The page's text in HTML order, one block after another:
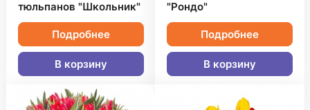
тюльпанов "Школьник"
Подробнее
В корзину
"Рондо"
Подробнее
В корзину